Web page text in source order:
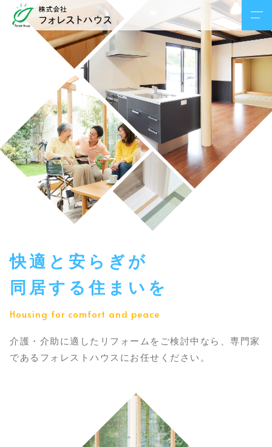
快適と安らぎが
同居する住まいを
Housing for comfort and peace
介護・介助に適したリフォームをご検討中なら、 専門家
であるフォレストハウスにお任せください。